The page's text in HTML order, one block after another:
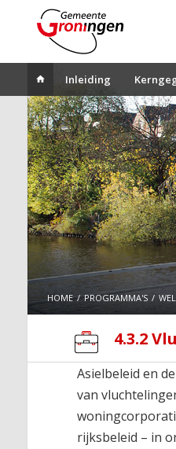
Inleiding
HOME PROGRAMMA'S
4.3.2
Asielbeleid en
van
rijksbeleid – in